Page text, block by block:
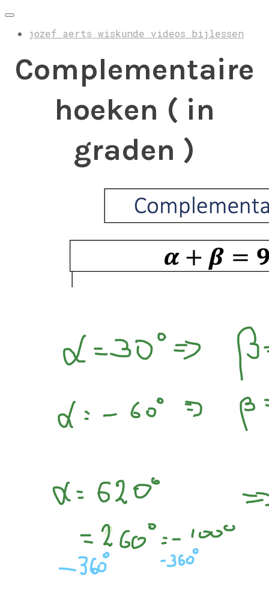
jozef aerts wiskunde videos bijlessen
Complementaire
hoeken ( in
graden )